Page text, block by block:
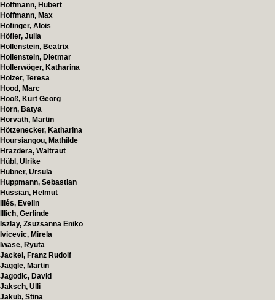
Hoffmann, Hubert
Hoffmann, Max
Hofinger, Alois
Höfler, Julia
Hollenstein, Beatrix
Hollenstein, Dietmar
Hollerwöger, Katharina
Holzer, Teresa
Hood, Marc
Hooß, Kurt Georg
Horn, Batya
Horvath, Martin
Hötzenecker, Katharina
Hoursiangou, Mathilde
Hrazdera, Waltraut
Hübl, Ulrike
Hübner, Ursula
Huppmann, Sebastian
Hussian, Helmut
Illés, Evelin
Illich, Gerlinde
Iszlay, Zsuzsanna Enikö
Ivicevic, Mirela
Iwase, Ryuta
Jackel, Franz Rudolf
Jäggle, Martin
Jagodic, David
Jaksch, Ulli
Jakub, Stina